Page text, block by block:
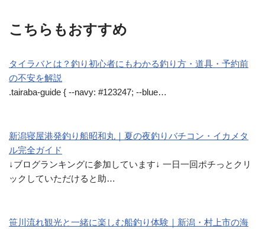
こちらもおすすめ
タイラバとは？釣り初心者にもわかる釣り方・道具・予約前
の不安を解説
.tairaba-guide { --navy: #123247; --blue…
新潟寝屋港発釣り船昭和丸｜夏の夜釣りバチコン・イカメタ
ル完全ガイド
↓ブログランキングに参加しています↓ 一日一回ポチっとクリ
ックしていただけると助…
笹川流れ観光と一緒に楽しむ船釣り体験｜新潟・村上市の海